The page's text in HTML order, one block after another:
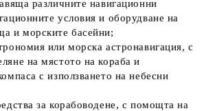
различните навигационни
условия и оборудване на
и морските басейни;
или морска астронавигация, с
на мястото на кораба и
с използването на небесни
за корабоводене, с помощта на